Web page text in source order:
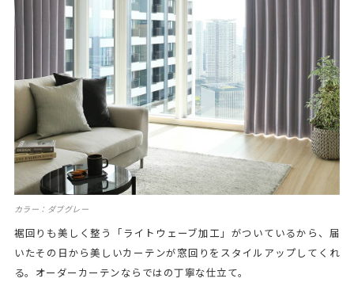
カラー：ダブグレー
裾回りも美しく整う「ライトウェーブ加工」がついているから、届
いたその日から美しいカーテンが窓回りをスタイルアップしてくれ
る。オーダーカーテンならではの丁寧な仕立て。